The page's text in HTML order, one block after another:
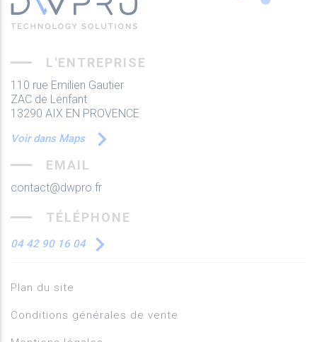
L'ENTREPRISE
110 rue Emilien Gautier
ZAC de Lenfant
13290 AIX EN PROVENCE
Voir dans Maps
EMAIL
contact@dwpro.fr
TÉLÉPHONE
04 42 90 16 04
Plan du site
Conditions générales de vente